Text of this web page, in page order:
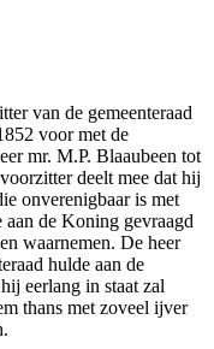
van de gemeenteraad
voor met de
mr. M.P. Blaaubeen tot
deelt mee dat hij
onverenigbaar is met
aan de Koning gevraagd
waarnemen. De heer
hulde aan de
eerlang in staat zal
thans met zoveel ijver